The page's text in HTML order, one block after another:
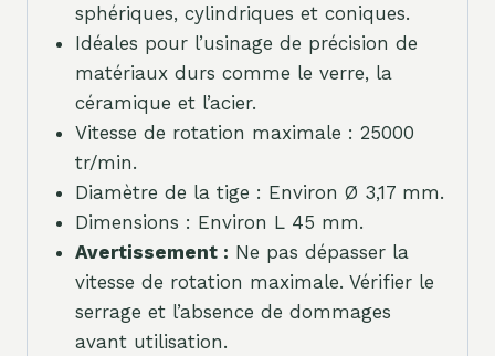
sphériques, cylindriques et coniques.
Idéales pour l’usinage de précision de
matériaux durs comme le verre, la
céramique et l’acier.
Vitesse de rotation maximale : 25000
tr/min.
Diamètre de la tige : Environ Ø 3,17 mm.
Dimensions : Environ L 45 mm.
Avertissement : Ne pas dépasser la
vitesse de rotation maximale. Vérifier le
serrage et l’absence de dommages
avant utilisation.